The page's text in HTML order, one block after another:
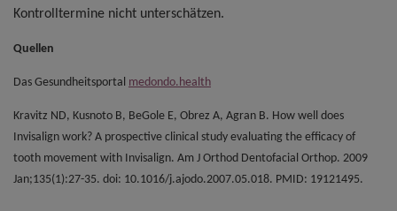
Kontrolltermine nicht unterschätzen.
Quellen
Das Gesundheitsportal medondo.health
Kravitz ND, Kusnoto B, BeGole E, Obrez A, Agran B. How well does
Invisalign work? A prospective clinical study evaluating the efficacy of
tooth movement with Invisalign. Am J Orthod Dentofacial Orthop. 2009
Jan;135(1):27-35. doi: 10.1016/j.ajodo.2007.05.018. PMID: 19121495.